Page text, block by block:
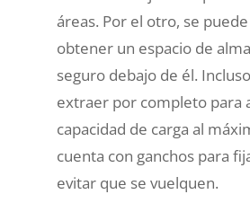
áreas. Por el otro, se
obtener un espacio de
seguro debajo de él.
extraer por completo para
capacidad de carga al
cuenta con ganchos para
evitar que se vuelquen.